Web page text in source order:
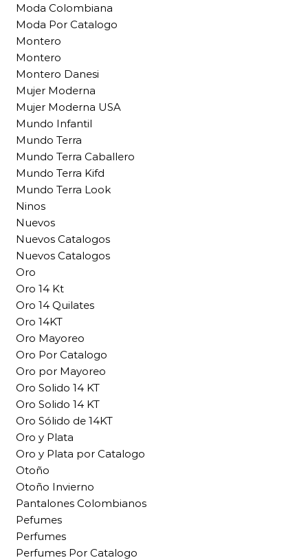
Moda Colombiana
Moda Por Catalogo
Montero
Montero
Montero Danesi
Mujer Moderna
Mujer Moderna USA
Mundo Infantil
Mundo Terra
Mundo Terra Caballero
Mundo Terra Kifd
Mundo Terra Look
Ninos
Nuevos
Nuevos Catalogos
Nuevos Catalogos
Oro
Oro 14 Kt
Oro 14 Quilates
Oro 14KT
Oro Mayoreo
Oro Por Catalogo
Oro por Mayoreo
Oro Solido 14 KT
Oro Solido 14 KT
Oro Sólido de 14KT
Oro y Plata
Oro y Plata por Catalogo
Otoño
Otoño Invierno
Pantalones Colombianos
Pefumes
Perfumes
Perfumes Por Catalogo